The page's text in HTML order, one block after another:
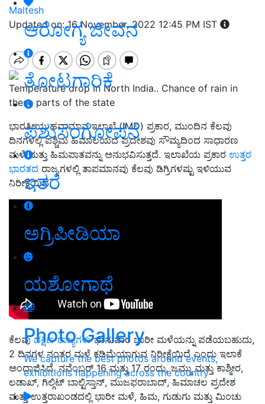
ಆರೋಗ್ಯ ಜೀವನ
ತೋಟಗಾರಿಕೆ
ಪಶುಸಂಗೋಪನೆ
ಇತರೆ
ಅಗ್ರಿಪೀಡಿಯಾ
ಯಶೋಗಾಥೆ
Photo Gallery
We capture the best photos around events,
exhibitions happening across the country
Maltesh
Updated on: 16 November, 2022 12:45 PM IST
Temperature drop in North India.. Chance of rain in
these parts of the state
ಭಾರತೀಯ ಹವಾಮಾನ ಇಲಾಖೆ (IMD) ಪ್ರಕಾರ, ಮುಂದಿನ ಕೆಲವು
ದಿನಗಳಲ್ಲಿ ಪಶ್ಚಿಮ ಹಿಮಾಲಯದ ಪ್ರದೇಶವು ಸೌಮ್ಯದಿಂದ ಸಾಧಾರಣ
ಮಳೆ ಮತ್ತು ಹಿಮಪಾತವನ್ನು ಅನುಭವಿಸುತ್ತದೆ. ಇಲಾಖೆಯ ಪ್ರಕಾರ ಉತ್ತರ
ಭಾರತದ ರಾಜ್ಯಗಳಲ್ಲಿ ತಾಪಮಾನವು ಕೆಲವು ಡಿಗ್ರಿಗಳಷ್ಟು ಇಳಿಯುವ
ನಿರೀಕ್ಷೆಯಿದೆ.
ಕೆಲವುದಕ್ಷಿಣ ರಾಜ್ಯಗಳುಭಾನುವಾರ ಭಾರೀ ಮಳೆಯನ್ನು ಪಡೆಯಬಹುದು,
2 ದಿನಗಳ ನಂತರ ಮಳೆ ಕಡಿಮೆಯಾಗುವ ನಿರೀಕ್ಷೆಯಿದೆ ಎಂದು ಇಲಾಕೆ
ಅಂದಾಜಿಸಿದೆ. ನವೆಂಬರ್ 16 ಮತ್ತು 17 ರಂದು, ಜಮ್ಮು ಮತ್ತು ಕಾಶ್ಮೀರ,
ಲಡಾಖ್, ಗಿಲ್ಗಿಟ್ ಬಾಲ್ಟಿಸ್ತಾನ್, ಮುಜಫರಾಬಾದ್, ಹಿಮಾಚಲ ಪ್ರದೇಶ
ಮತ್ತು ಉತ್ತರಾಖಂಡದಲ್ಲಿ ಭಾರೀ ಮಳೆ, ಹಿಮ, ಗುಡುಗು ಮತ್ತು ಮಿಂಚು